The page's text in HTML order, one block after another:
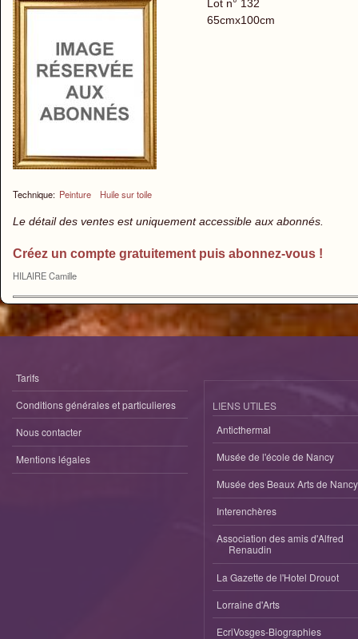
Technique: Peinture Huile sur toile
Lot n° 132
65cmx100cm
Le détail des ventes est uniquement accessible aux abonnés.
Créez un compte gratuitement puis abonnez-vous !
HILAIRE Camille
Tarifs
Conditions générales et particulieres
Nous contacter
Mentions légales
LIENS UTILES
Anticthermal
Musée de l'école de Nancy
Musée des Beaux Arts de Nancy
Interenchères
Association des amis d'Alfred
Renaudin
La Gazette de l'Hotel Drouot
Lorraine d'Arts
EcriVosges-Biographies